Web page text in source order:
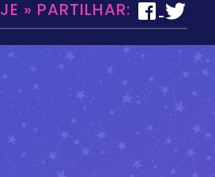
» PARTILHAR: